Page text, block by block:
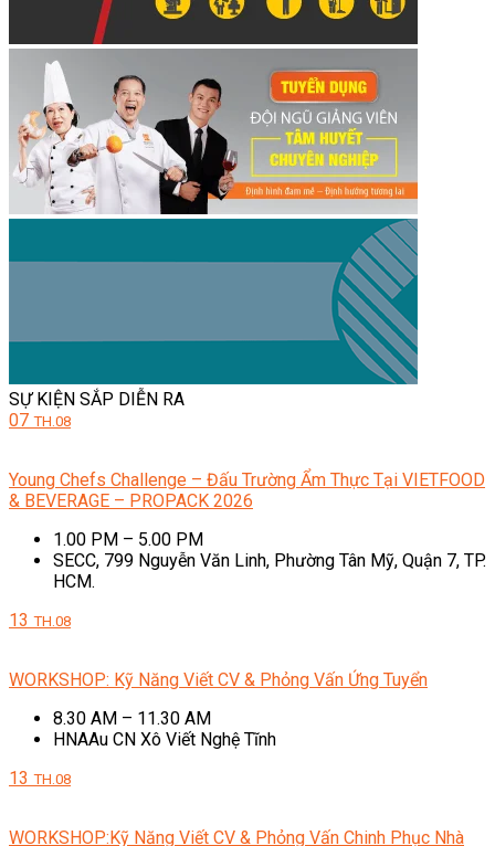
SỰ KIỆN SẮP DIỄN RA
07 TH.08
Young Chefs Challenge – Đấu Trường Ẩm Thực Tại VIETFOOD
& BEVERAGE – PROPACK 2026
1.00 PM – 5.00 PM
SECC, 799 Nguyễn Văn Linh, Phường Tân Mỹ, Quận 7, TP.
HCM.
13 TH.08
WORKSHOP: Kỹ Năng Viết CV & Phỏng Vấn Ứng Tuyển
8.30 AM – 11.30 AM
HNAAu CN Xô Viết Nghệ Tĩnh
13 TH.08
WORKSHOP:Kỹ Năng Viết CV & Phỏng Vấn Chinh Phục Nhà